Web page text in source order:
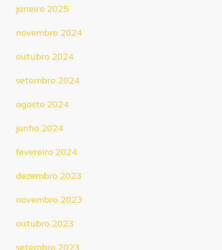
janeiro 2025
novembro 2024
outubro 2024
setembro 2024
agosto 2024
junho 2024
fevereiro 2024
dezembro 2023
novembro 2023
outubro 2023
setembro 2023